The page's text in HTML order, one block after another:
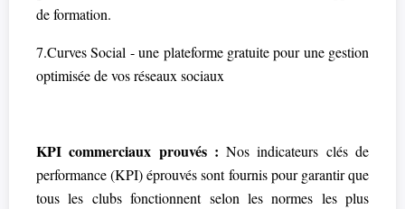
de formation.
7.Curves Social - une plateforme gratuite pour une gestion
optimisée de vos réseaux sociaux
KPI commerciaux prouvés : Nos indicateurs clés de
performance (KPI) éprouvés sont fournis pour garantir que
tous les clubs fonctionnent selon les normes les plus